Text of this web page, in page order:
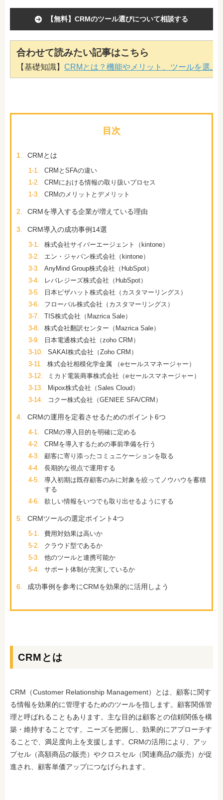
【無料】CRMのツール選びについて相談する
合わせて読みたい記事はこちら
【基礎知識】 CRMとは？機能やメリット、ツールを選ぶ
目次
1. CRMとは
1-1.
CRMとSFAの違い
1-2.
CRMにおける情報の取り扱いプロセス
1-3.
CRMのメリットとデメリット
2. CRMを導入する企業が増えている理由
3. CRM導入の成功事例14選
3-1.
株式会社サイバーエージェント（kintone）
3-2.
エン・ジャパン株式会社（kintone）
3-3.
AnyMind Group株式会社（HubSpot）
3-4.
レバレジーズ株式会社（HubSpot）
3-5.
日本ピザハット株式会社（カスタマーリングス）
3-6.
フローバル株式会社（カスタマーリングス）
3-7.
TIS株式会社（Mazrica Sale）
3-8.
株式会社翻訳センター（Mazrica Sale）
3-9.
日本電通株式会社（zoho CRM）
3-10.
SAKAI株式会社（Zoho CRM）
3-11.
株式会社相模化学金属 （eセールスマネージャー）
3-12.
ミカド電装商事株式会社（eセールスマネージャー）
3-13.
Mipox株式会社（Sales Cloud）
3-14.
コクー株式会社（GENIEE SFA/CRM）
4. CRMの運用を定着させるためのポイント6つ
4-1.
CRMの導入目的を明確に定める
4-2.
CRMを導入するための事前準備を行う
4-3.
顧客に寄り添ったコミュニケーションを取る
4-4.
長期的な視点で運用する
4-5.
導入初期は既存顧客のみに対象を絞ってノウハウを蓄積
する
4-6.
欲しい情報をいつでも取り出せるようにする
5. CRMツールの選定ポイント4つ
5-1.
費用対効果は高いか
5-2.
クラウド型であるか
5-3.
他のツールと連携可能か
5-4.
サポート体制が充実しているか
6. 成功事例を参考にCRMを効果的に活用しよう
CRMとは
CRM（Customer Relationship Management）とは、顧客に関す
る情報を効果的に管理するためのツールを指します。顧客関係管
理と呼ばれることもあります。主な目的は顧客との信頼関係を構
築・維持することです。ニーズを把握し、効果的にアプローチす
ることで、満足度向上を支援します。CRMの活用により、アッ
プセル（高額商品の販売）やクロスセル（関連商品の販売）が促
進され、顧客単価アップにつなげられます。